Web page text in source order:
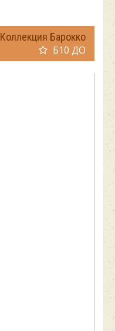
Коллекция Барокко
Б10 ДО